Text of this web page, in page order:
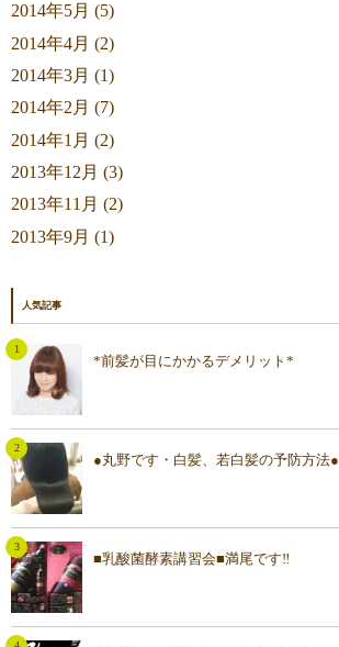
2014年5月 (5)
2014年4月 (2)
2014年3月 (1)
2014年2月 (7)
2014年1月 (2)
2013年12月 (3)
2013年11月 (2)
2013年9月 (1)
人気記事
*前髪が目にかかるデメリット*
●丸野です・白髪、若白髪の予防方法●
■乳酸菌酵素講習会■満尾です‼︎